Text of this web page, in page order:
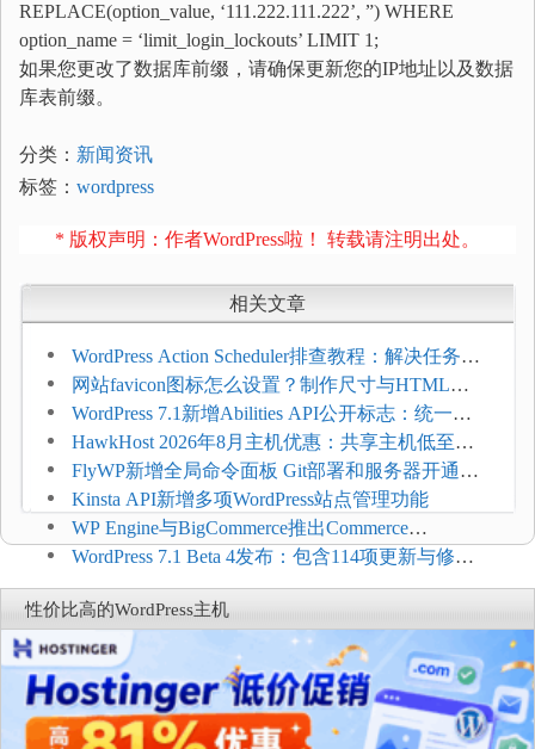
REPLACE(option_value, ‘111.222.111.222’, ”) WHERE
option_name = ‘limit_login_lockouts’ LIMIT 1 ;
如果您更改了数据库前缀，请确保更新您的IP地址以及数据
库表前缀。
分类： 新闻资讯
标签： wordpress
* 版权声明：作者WordPress啦！ 转载请注明出处。
相关文章
WordPress Action Scheduler排查教程：解决任务积
压和订单延迟
网站favicon图标怎么设置？制作尺寸与HTML添
加方法
WordPress 7.1新增Abilities API公开标志：统一支
持REST API、MCP与AI代理
HawkHost 2026年8月主机优惠：共享主机低至
$2.61/月，高性能主机同步折扣
FlyWP新增全局命令面板 Git部署和服务器开通更
方便
Kinsta API新增多项WordPress站点管理功能
WP Engine与BigCommerce推出Commerce
Connect：WordPress商店可保留前台体验并扩展电
商能力
WordPress 7.1 Beta 4发布：包含114项更新与修
复，仅建议在测试环境体验
性价比高的WordPress主机